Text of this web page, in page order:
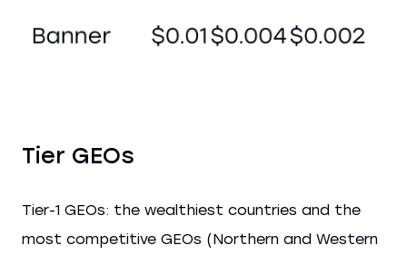
Tier GEOs
Tier-1 GEOs: the wealthiest countries and the
most competitive GEOs (Northern and Western